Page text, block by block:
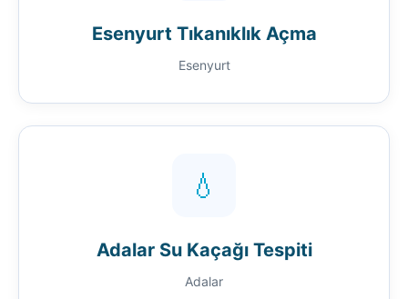
Esenyurt Tıkanıklık Açma
Esenyurt
💧
Adalar Su Kaçağı Tespiti
Adalar